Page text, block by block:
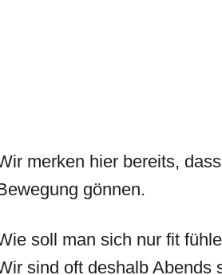
merken hier bereits,
gönnen.
soll man sich nur fit
sind oft deshalb Abends